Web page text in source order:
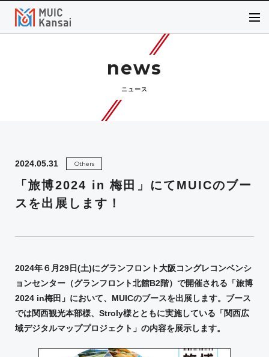
news
ニュース
2024.05.31 Others
「旅博2024 in 梅田」にてMUICのブー
スを出展します！
2024年６月 29日(土)にグランフロント大阪コングレコンベンシ
ョンセンター（グランフロント北館B2階）で開催される「旅博
2024 in梅田」において、 MUICのブースを出展します。ブース
では関西観光本部様、 Stroly様とともに実施している「関西広
域デジタルマッププロジェクト」の内容を展示します。